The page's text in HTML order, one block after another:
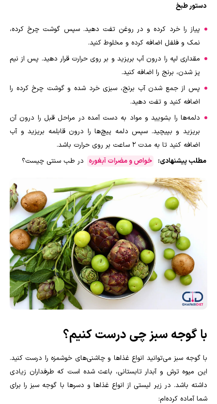
دستور طبخ
پیاز را خرد کرده و در روغن تفت دهید. سپس گوشت چرخ کرده،
نمک و فلفل اضافه کرده و مخلوط کنید.
مقداری لپه را درون آب بریزید و بر روی حرارت قرار دهید. پس از نیم
پز شدن، برنج را اضافه کنید.
پس از جمع شدن آب برنج، سبزی خرد شده و گوشت چرخ کرده را
اضافه کنید و تفت دهید.
دلمه‌ها را بشویید و مواد به دست آمده در مراحل قبل را درون آن
بریزید و بپیچید. سپس دلمه پیچ‌ها را درون قابلمه بریزید و آب
اضافه کنید تا به مدت ۲ ساعت بر روی حرارت باشد.
مطلب پیشنهادی:
خواص و مضرات آبغوره در طب سنتی چیست؟
با گوجه سبز چی درست کنیم؟
با گوجه سبز می‌توانید انواع غذاها و چاشنی‌های خوشمزه را درست کنید.
این میوه ترش و آبدار تابستانی، باعث شده است که طرفداران زیادی
داشته باشد. در زیر لیستی از انواع غذاها و دسرها با گوجه سبز را برای
شما آماده کرده‌ام: